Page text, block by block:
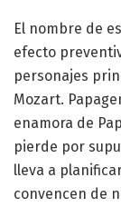
El nombre de
efecto
personajes
Mozart.
enamora de
pierde por
lleva a
convencen de